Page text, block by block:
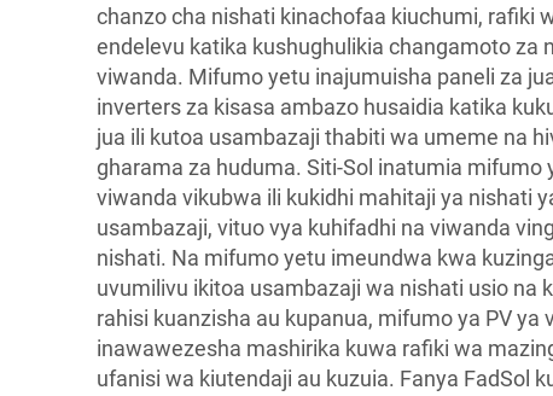
chanzo cha nishati kinachofaa kiuchumi, rafiki
endelevu katika kushughulikia changamoto za
viwanda. Mifumo yetu inajumuisha paneli za
inverters za kisasa ambazo husaidia katika
jua ili kutoa usambazaji thabiti wa umeme na
gharama za huduma. Siti-Sol inatumia mifumo
viwanda vikubwa ili kukidhi mahitaji ya nishati
usambazaji, vituo vya kuhifadhi na viwanda
nishati. Na mifumo yetu imeundwa kwa
uvumilivu ikitoa usambazaji wa nishati usio na
rahisi kuanzisha au kupanua, mifumo ya PV ya
inawawezesha mashirika kuwa rafiki wa
ufanisi wa kiutendaji au kuzuia. Fanya FadSol